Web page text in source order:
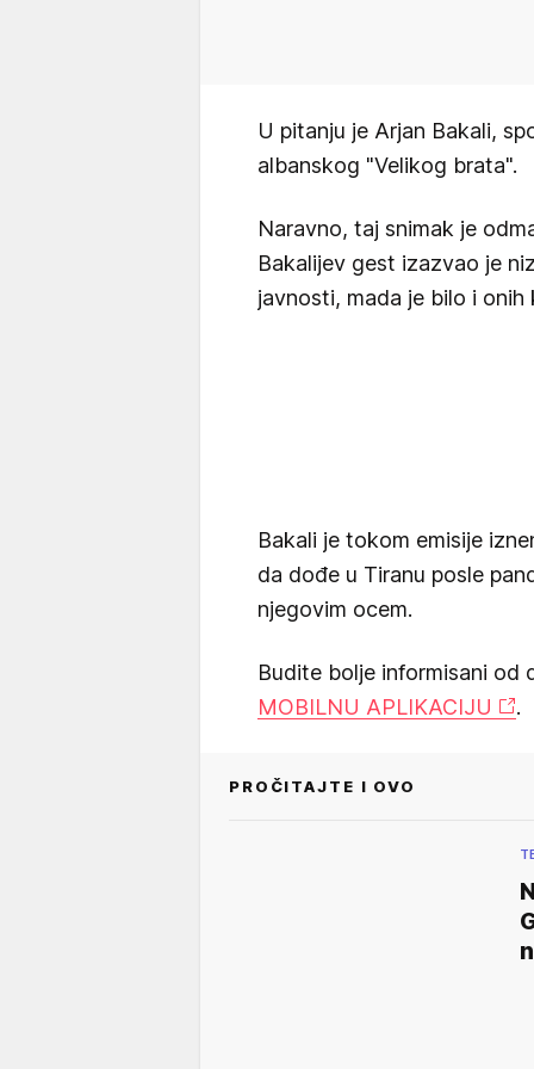
U pitanju je Arjan Bakali,
albanskog "Velikog brata".
Naravno, taj snimak je
Bakalijev gest izazvao je
javnosti, mada je bilo i
Bakali je tokom emisije
da dođe u Tiranu posle
njegovim ocem.
Budite bolje informisani od
MOBILNU APLIKACIJU
.
PROČITAJTE I OVO